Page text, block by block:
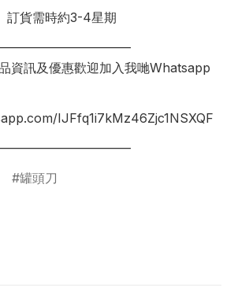
訂貨需時約3-4星期
資訊及優惠歡迎加入我哋Whatsapp
IJFfq1i7kMz46Zjc1NSXQF
罐頭刀